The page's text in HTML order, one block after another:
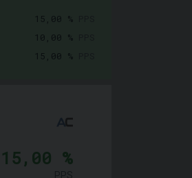
15,00 %
10,00 %
15,00 %
15,00 %